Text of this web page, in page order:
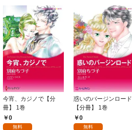
今宵、カジノで【分
冊】 1巻
0
無料
惑いのバージンロード
【分冊】 1巻
0
無料